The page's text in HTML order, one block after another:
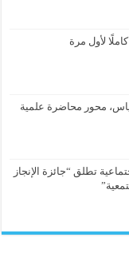
لأول مرة
محور محاضرة علمية
تطلق “جائزة الإنجاز